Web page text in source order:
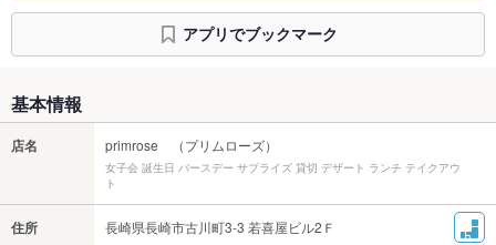
アプリでブックマーク
基本情報
店名 primrose （プリムローズ）
女子会 誕生日 バースデー サプライズ 貸切 デザート ランチ テイクアウ
ト
住所 長崎県長崎市古川町3-3 若喜屋ビル2Ｆ